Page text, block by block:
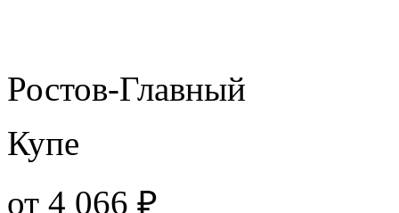
Ростов-Главный
Купе
от 4 066 ₽